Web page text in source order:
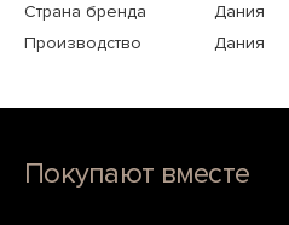
Страна бренда
Дания
Производство
Дания
Покупают вместе